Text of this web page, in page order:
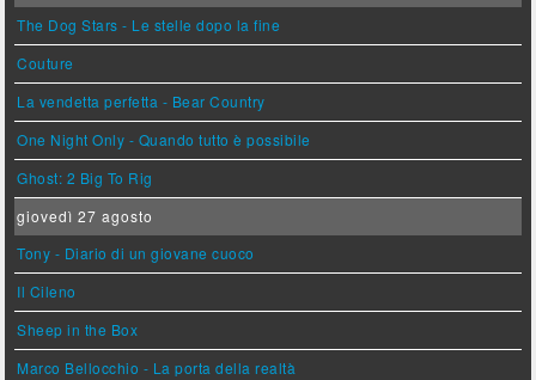
The Dog Stars - Le stelle dopo la fine
Couture
La vendetta perfetta - Bear Country
One Night Only - Quando tutto è possibile
Ghost: 2 Big To Rig
giovedì 27 agosto
Tony - Diario di un giovane cuoco
Il Cileno
Sheep in the Box
Marco Bellocchio - La porta della realtà